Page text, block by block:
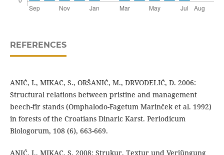
REFERENCES
ANIĆ, I., MIKAC, S., ORŠANIĆ, M., DRVODELIĆ, D. 2006:
Structural relations between pristine and management
beech-fir stands (Omphalodo-Fagetum Marinček et al. 1992)
in forests of the Croatians Dinaric Karst. Periodicum
Biologorum, 108 (6), 663-669.
ANIĆ, I., MIKAC, S. 2008: Strukur, Textur und Verjüngung